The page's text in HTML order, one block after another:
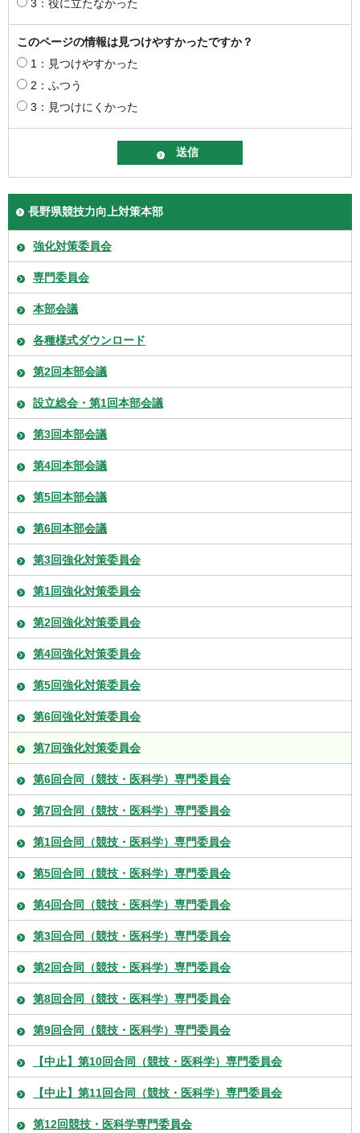
3：役に立たなかった
このページの情報は見つけやすかったですか？
1：見つけやすかった
2：ふつう
3：見つけにくかった
長野県競技力向上対策本部
強化対策委員会
専門委員会
本部会議
各種様式ダウンロード
第2回本部会議
設立総会・第1回本部会議
第3回本部会議
第4回本部会議
第5回本部会議
第6回本部会議
第3回強化対策委員会
第1回強化対策委員会
第2回強化対策委員会
第4回強化対策委員会
第5回強化対策委員会
第6回強化対策委員会
第7回強化対策委員会
第6回合同（競技・医科学）専門委員会
第7回合同（競技・医科学）専門委員会
第1回合同（競技・医科学）専門委員会
第5回合同（競技・医科学）専門委員会
第4回合同（競技・医科学）専門委員会
第3回合同（競技・医科学）専門委員会
第2回合同（競技・医科学）専門委員会
第8回合同（競技・医科学）専門委員会
第9回合同（競技・医科学）専門委員会
【中止】第10回合同（競技・医科学）専門委員会
【中止】第11回合同（競技・医科学）専門委員会
第12回競技・医科学専門委員会